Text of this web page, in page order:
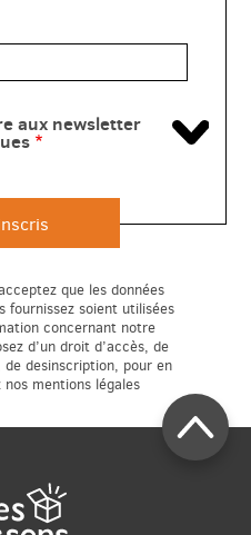
aux newsletter
que les données
fournissez soient utilisées
concernant notre
d’un droit d’accès, de
de desinscription, pour en
mentions légales